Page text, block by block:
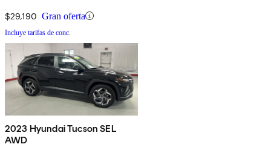
$29,190 Gran oferta
Incluye tarifas de conc.
2023 Hyundai Tucson SEL
AWD